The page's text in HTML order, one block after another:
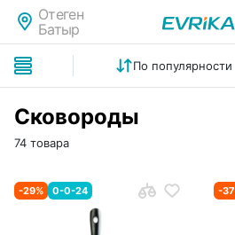
Отеген
Батыр
По популярности
Сковороды
74 товара
-29% 0-0-24 -37